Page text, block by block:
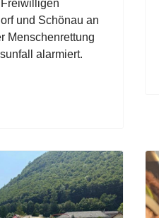
und Schönau an
Menschenrettung
alarmiert.